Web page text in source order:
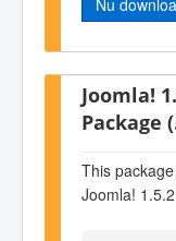
Joomla!
Package
This
Joomla!